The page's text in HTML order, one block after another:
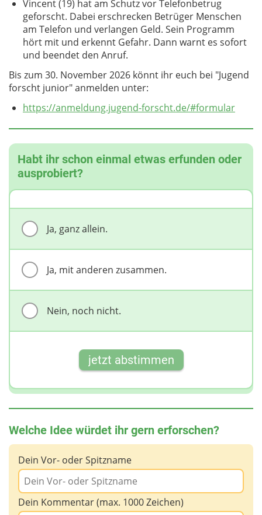
Vincent (19) hat am Schutz vor Telefonbetrug
geforscht. Dabei erschrecken Betrüger Menschen
am Telefon und verlangen Geld. Sein Programm
hört mit und erkennt Gefahr. Dann warnt es sofort
und beendet den Anruf.
Bis zum 30. November 2026 könnt ihr euch bei "Jugend
forscht junior" anmelden unter:
https://anmeldung.jugend-forscht.de/#formular
Habt ihr schon einmal etwas erfunden oder
ausprobiert?
Ja, ganz allein.
Ja, mit anderen zusammen.
Nein, noch nicht.
jetzt abstimmen
Welche Idee würdet ihr gern erforschen?
Dein Vor- oder Spitzname
Dein Kommentar (max. 1000 Zeichen)